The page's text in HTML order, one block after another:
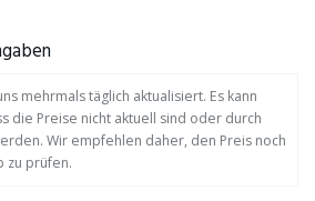
mehrmals täglich aktualisiert. Es kann
die Preise nicht aktuell sind oder durch
Wir empfehlen daher, den Preis noch
zu prüfen.